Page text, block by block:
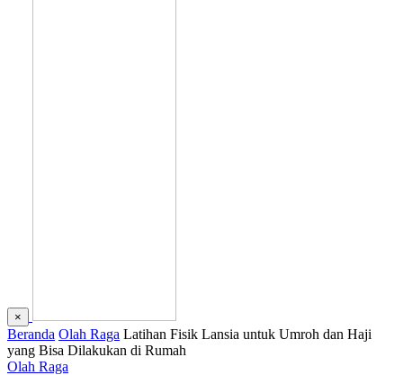
×
Beranda Olah Raga Latihan Fisik Lansia untuk Umroh dan Haji
yang Bisa Dilakukan di Rumah
Olah Raga